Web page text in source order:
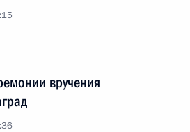
вручения